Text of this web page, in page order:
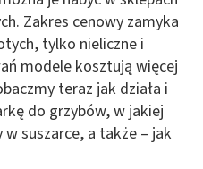
Zakres cenowy zamyka
tylko nieliczne i
modele kosztują więcej
teraz jak działa i
do grzybów, w jakiej
suszarce, a także – jak